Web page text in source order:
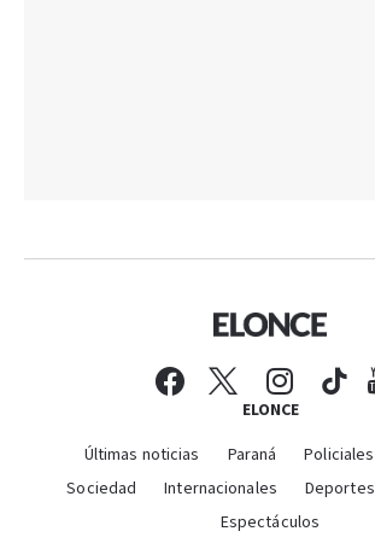
ELONCE
Últimas noticias Paraná Policiales
Sociedad
Internacionales Deportes
Espectáculos